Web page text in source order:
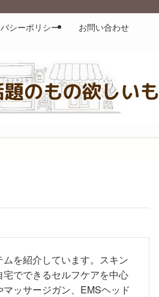
シーポリシー お問い合わせ
を紹介しています。スキン
でできるセルフケアを中心
ッサージガン、EMSヘッド